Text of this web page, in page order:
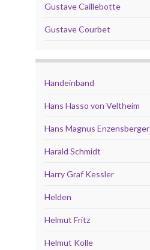
Gustave Caillebotte
Gustave Courbet
Handeinband
Hans Hasso von Veltheim
Hans Magnus Enzensberger
Harald Schmidt
Harry Graf Kessler
Helden
Helmut Fritz
Helmut Kolle